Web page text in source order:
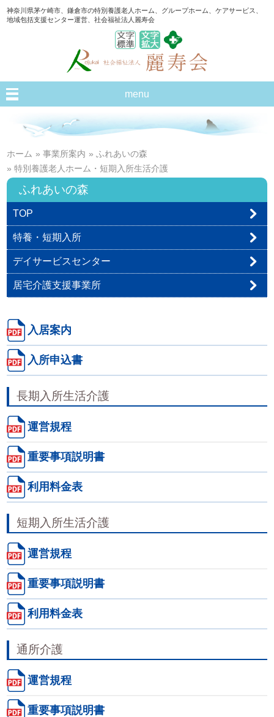
神奈川県茅ケ崎市、鎌倉市の特別養護老人ホーム、グループホーム、ケアサービス、
地域包括支援センター運営、社会福祉法人麗寿会
menu
ホーム »事業所案内 »ふれあいの森
» 特別養護老人ホーム・短期入所生活介護
ふれあいの森
TOP
特養・短期入所
デイサービスセンター
居宅介護支援事業所
入居案内
入所申込書
長期入所生活介護
運営規程
重要事項説明書
利用料金表
短期入所生活介護
運営規程
重要事項説明書
利用料金表
通所介護
運営規程
重要事項説明書